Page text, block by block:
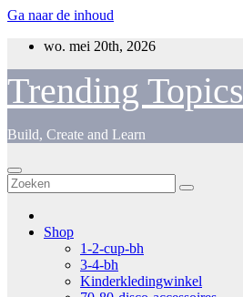
Ga naar de inhoud
wo. mei 20th, 2026
Trending Topics
Build, Create and Learn
Shop
1-2-cup-bh
3-4-bh
Kinderkledingwinkel